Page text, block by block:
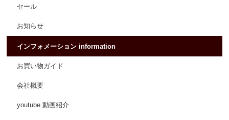
セール
お知らせ
インフォメーション information
お買い物ガイド
会社概要
youtube 動画紹介